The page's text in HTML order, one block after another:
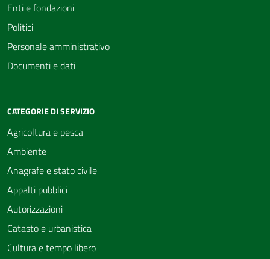
Enti e fondazioni
Politici
Personale amministrativo
Documenti e dati
CATEGORIE DI SERVIZIO
Agricoltura e pesca
Ambiente
Anagrafe e stato civile
Appalti pubblici
Autorizzazioni
Catasto e urbanistica
Cultura e tempo libero